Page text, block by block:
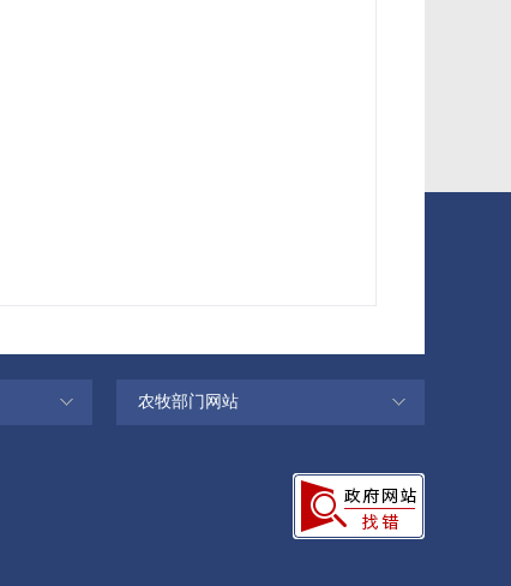
农牧部门网站